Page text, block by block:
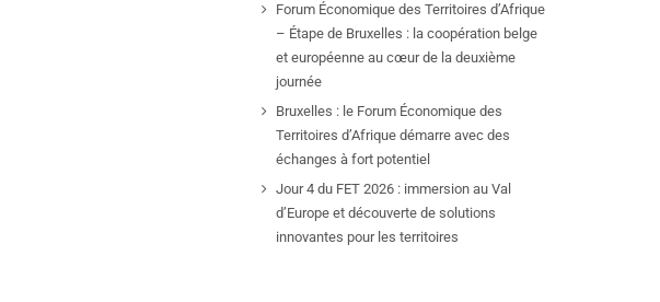
Forum Économique des Territoires d’Afrique
– Étape de Bruxelles : la coopération belge
et européenne au cœur de la deuxième
journée
Bruxelles : le Forum Économique des
Territoires d’Afrique démarre avec des
échanges à fort potentiel
Jour 4 du FET 2026 : immersion au Val
d’Europe et découverte de solutions
innovantes pour les territoires